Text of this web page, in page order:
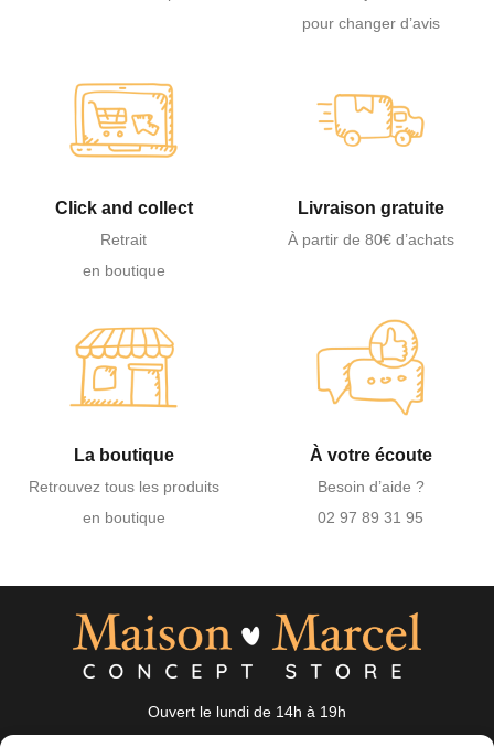
pour changer d’avis
Click and collect
Retrait
en boutique
Livraison gratuite
À partir de 80€ d’achats
La boutique
Retrouvez tous les produits
en boutique
À votre écoute
Besoin d’aide ?
02 97 89 31 95
Ouvert le lundi de 14h à 19h